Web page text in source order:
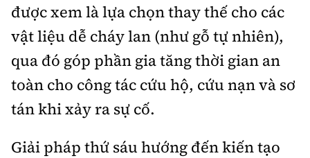
được xem là lựa chọn thay thế cho các
vật liệu dễ cháy lan (như gỗ tự nhiên),
qua đó góp phần gia tăng thời gian an
toàn cho công tác cứu hộ, cứu nạn và sơ
tán khi xảy ra sự cố.
Giải pháp thứ sáu hướng đến kiến tạo